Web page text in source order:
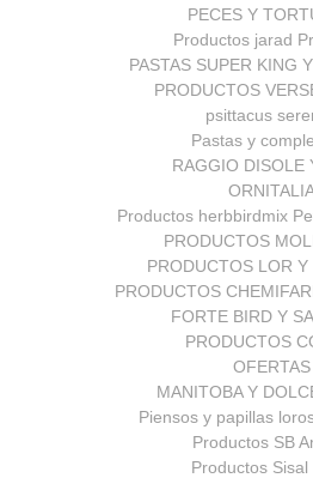
PECES Y
Productos jarad
PASTAS SUPER KING
PRODUCTOS
psittacus
Pastas y
RAGGIO DISOLE
Productos herbbirdmix
PRODUCTOS
PRODUCTOS LOR
PRODUCTOS
FORTE BIRD Y
PRODUCTOS
OFERTAS
MANITOBA Y
Piensos y papillas
Productos SB
Productos Sisal